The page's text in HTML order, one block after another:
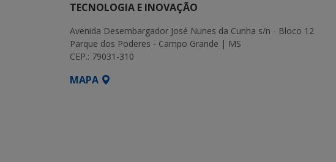
TECNOLOGIA E INOVAÇÃO
Avenida Desembargador José Nunes da Cunha s/n - Bloco 12
Parque dos Poderes - Campo Grande | MS
CEP.: 79031-310
MAPA